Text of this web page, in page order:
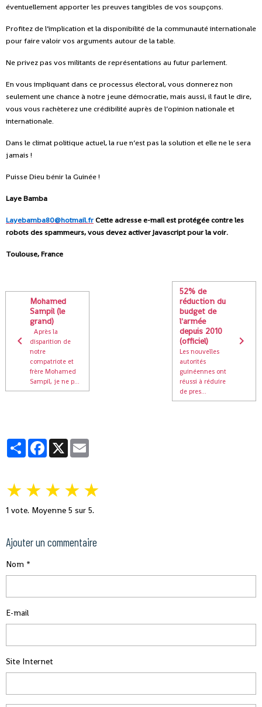
éventuellement apporter les preuves tangibles de vos soupçons.
Profitez de l’implication et la disponibilité de la communauté internationale
pour faire valoir vos arguments autour de la table.
Ne privez pas vos militants de représentations au futur parlement.
En vous impliquant dans ce processus électoral, vous donnerez non
seulement une chance à notre jeune démocratie, mais aussi, il faut le dire,
vous vous rachèterez une crédibilité auprès de l’opinion nationale et
internationale.
Dans le climat politique actuel, la rue n’est pas la solution et elle ne le sera
jamais !
Puisse Dieu bénir la Guinée !
Laye Bamba
Layebamba80@hotmail.frCette adresse e-mail est protégée contre les
robots des spammeurs, vous devez activer Javascript pour la voir.
Toulouse, France
Mohamed
Sampil (le
grand)
Après la
disparition de
notre
compatriote et
frère Mohamed
Sampil, je ne p...
52% de
réduction du
budget de
l'armée
depuis 2010
(officiel)
Les nouvelles
autorités
guinéennes ont
réussi à réduire
de pres...
PartagerFacebook
X
★ ★ ★ ★ ★
1 vote. Moyenne 5 sur 5.
Ajouter un commentaire
Nom
E-mail
Site Internet